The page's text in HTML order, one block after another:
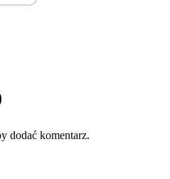
dodać komentarz.